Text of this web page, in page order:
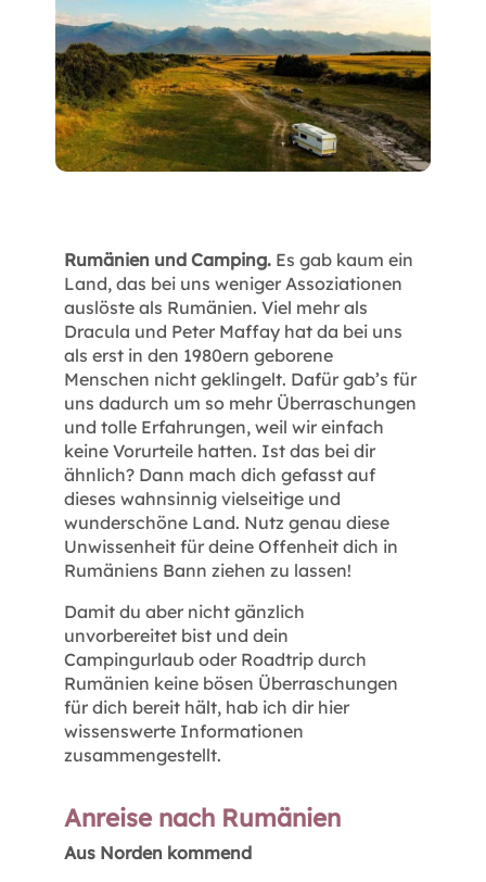
Rumänien und Camping. Es gab kaum ein
Land, das bei uns weniger Assoziationen
auslöste als Rumänien. Viel mehr als
Dracula und Peter Maffay hat da bei uns
als erst in den 1980ern geborene
Menschen nicht geklingelt. Dafür gab’s für
uns dadurch um so mehr Überraschungen
und tolle Erfahrungen, weil wir einfach
keine Vorurteile hatten. Ist das bei dir
ähnlich? Dann mach dich gefasst auf
dieses wahnsinnig vielseitige und
wunderschöne Land. Nutz genau diese
Unwissenheit für deine Offenheit dich in
Rumäniens Bann ziehen zu lassen!
Damit du aber nicht gänzlich
unvorbereitet bist und dein
Campingurlaub oder Roadtrip durch
Rumänien keine bösen Überraschungen
für dich bereit hält, hab ich dir hier
wissenswerte Informationen
zusammengestellt.
Anreise nach Rumänien
Aus Norden kommend